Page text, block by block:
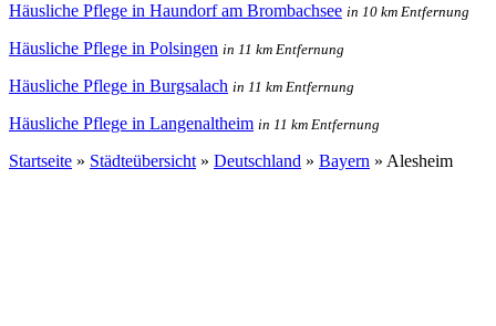
Häusliche Pflege in Haundorf am Brombachsee in 10 km Entfernung
Häusliche Pflege in Polsingen in 11 km Entfernung
Häusliche Pflege in Burgsalach in 11 km Entfernung
Häusliche Pflege in Langenaltheim in 11 km Entfernung
Startseite » Städteübersicht » Deutschland » Bayern » Alesheim